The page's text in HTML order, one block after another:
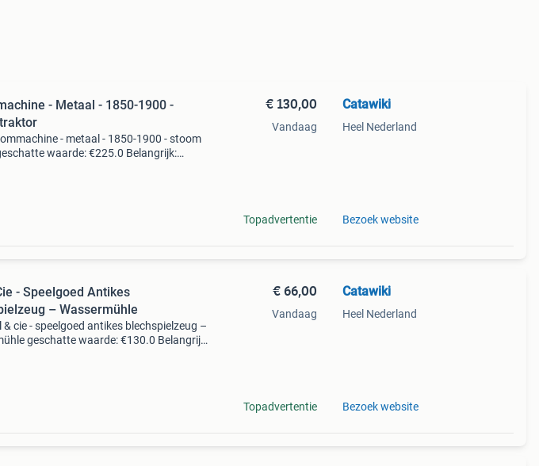
- Metaal - 1850-1900 -
- metaal - 1850-1900 - stoom
waarde: €225.0 Belangrijk:
€ 130,00
Vandaag
Topadvertentie
Catawiki
Heel Nederland
Bezoek website
- Speelgoed Antikes
– Wassermühle
& cie - speelgoed antikes blechspielzeug –
geschatte waarde: €130.0 Belangrijk:
€ 66,00
Vandaag
Topadvertentie
Catawiki
Heel Nederland
Bezoek website